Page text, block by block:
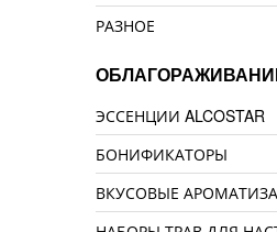
РАЗНОЕ
ЭССЕНЦИИ ALCOSTAR
БОНИФИКАТОРЫ
ВКУСОВЫЕ